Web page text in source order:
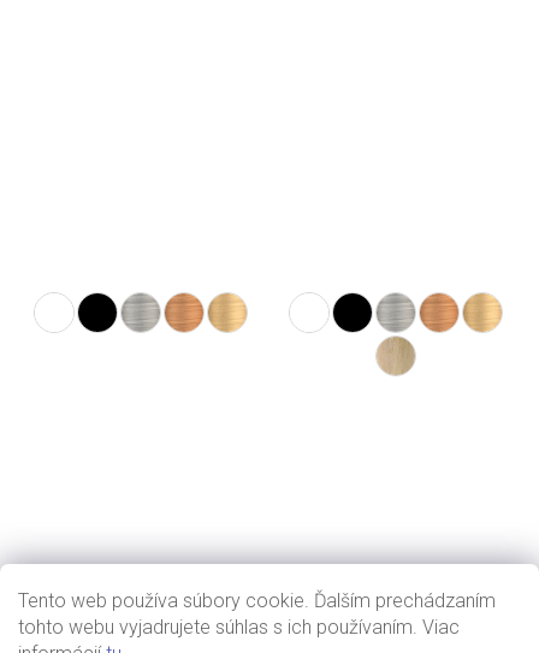
Tento web používa súbory cookie. Ďalším prechádzaním
tohto webu vyjadrujete súhlas s ich používaním. Viac